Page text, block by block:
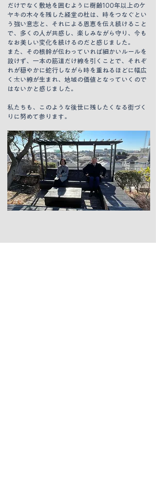
だけでなく敷地を囲むように樹齢100年以上のケ
ヤキの木々を残した経堂の杜は、時をつなぐとい
う強い意志と、それによる恩恵を伝え続けること
で、多くの人が共感し、楽しみながら守り、今も
なお美しい変化を続けるのだと感じました。
また、その根幹が伝わっていれば細かいルールを
設けず、一本の筋道だけ線を引くことで、それぞ
れが穏やかに蛇行しながら時を重ねるほどに幅広
く太い線が生まれ、地域の価値となっていくので
はないかと感じました。
私たちも、このような後世に残したくなる街づく
りに努めて参ります。